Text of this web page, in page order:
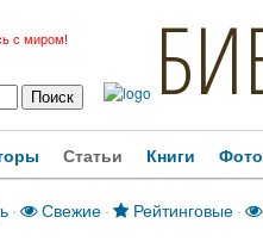
с миром!
Статьи Книги Фото
· Свежие · Рейтинговые ·